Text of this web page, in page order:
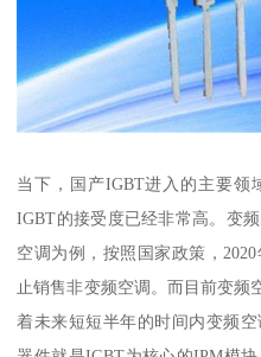
当下，国产IGBT进入的主要领
IGBT的接受度已经非常高。变
空调为例，按照国家政策，
止销售非变频空调。而目前变频
着未来短短半年的时间内变频